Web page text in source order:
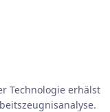
Technologie erhälst